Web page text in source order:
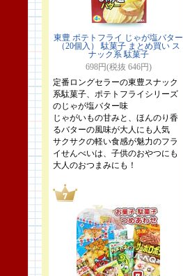
東豊 ポテトフライ じゃが塩バター
（20個入） 駄菓子 まとめ買い ス
ナック系 駄菓子
698円(税抜 646円)
定番ロングセラーの東豊スナック
系駄菓子、ポテトフライシリーズ
のじゃが塩バター味
じゃがいもの甘みと、ほんのり香
るバターの風味が大人にも人気
サクサクの軽い食感が魅力のフラ
イせんべいは、子供のおやつにも
大人のおつまみにも！